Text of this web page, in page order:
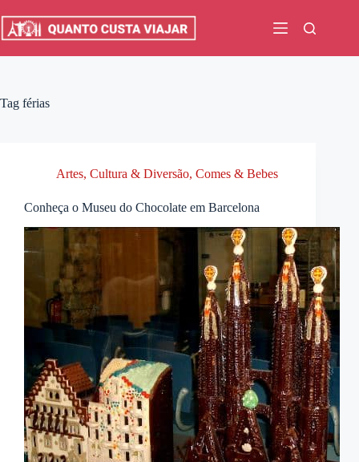
para
Tag férias
Artes, Cultura & Diversão, Comes & Bebes
Conheça o Museu do Chocolate em Barcelona